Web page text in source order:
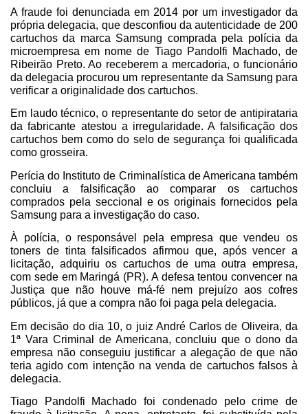
A fraude foi denunciada em 2014 por um investigador da
própria delegacia, que desconfiou da autenticidade de 200
cartuchos da marca Samsung comprada pela polícia da
microempresa em nome de Tiago Pandolfi Machado, de
Ribeirão Preto. Ao receberem a mercadoria, o funcionário
da delegacia procurou um representante da Samsung para
verificar a originalidade dos cartuchos.
Em laudo técnico, o representante do setor de antipirataria
da fabricante atestou a irregularidade. A falsificação dos
cartuchos bem como do selo de segurança foi qualificada
como grosseira.
Perícia do Instituto de Criminalística de Americana também
concluiu a falsificação ao comparar os cartuchos
comprados pela seccional e os originais fornecidos pela
Samsung para a investigação do caso.
À polícia, o responsável pela empresa que vendeu os
toners de tinta falsificados afirmou que, após vencer a
licitação, adquiriu os cartuchos de uma outra empresa,
com sede em Maringá (PR). A defesa tentou convencer na
Justiça que não houve má-fé nem prejuízo aos cofres
públicos, já que a compra não foi paga pela delegacia.
Em decisão do dia 10, o juiz André Carlos de Oliveira, da
1ª Vara Criminal de Americana, concluiu que o dono da
empresa não conseguiu justificar a alegação de que não
teria agido com intenção na venda de cartuchos falsos à
delegacia.
Tiago Pandolfi Machado foi condenado pelo crime de